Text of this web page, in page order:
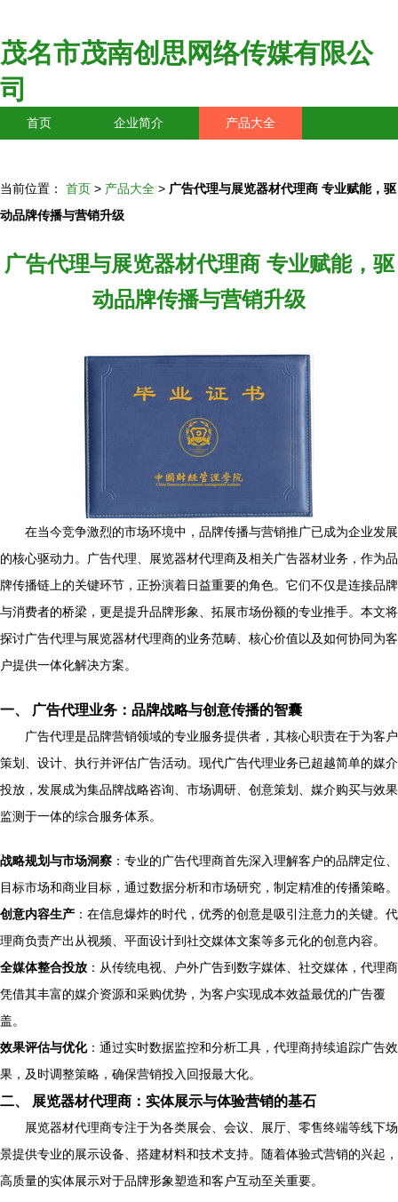
茂名市茂南创思网络传媒有限公
司
首页 企业简介 产品大全
当前位置： 首页 > 产品大全 > 广告代理与展览器材代理商 专业赋能，驱
动品牌传播与营销升级
广告代理与展览器材代理商 专业赋能，驱
动品牌传播与营销升级
在当今竞争激烈的市场环境中，品牌传播与营销推广已成为企业发展
的核心驱动力。广告代理、展览器材代理商及相关广告器材业务，作为品
牌传播链上的关键环节，正扮演着日益重要的角色。它们不仅是连接品牌
与消费者的桥梁，更是提升品牌形象、拓展市场份额的专业推手。本文将
探讨广告代理与展览器材代理商的业务范畴、核心价值以及如何协同为客
户提供一体化解决方案。
一、 广告代理业务：品牌战略与创意传播的智囊
广告代理是品牌营销领域的专业服务提供者，其核心职责在于为客户
策划、设计、执行并评估广告活动。现代广告代理业务已超越简单的媒介
投放，发展成为集品牌战略咨询、市场调研、创意策划、媒介购买与效果
监测于一体的综合服务体系。
战略规划与市场洞察 ：专业的广告代理商首先深入理解客户的品牌定位、
目标市场和商业目标，通过数据分析和市场研究，制定精准的传播策略。
创意内容生产 ：在信息爆炸的时代，优秀的创意是吸引注意力的关键。代
理商负责产出从视频、平面设计到社交媒体文案等多元化的创意内容。
全媒体整合投放 ：从传统电视、户外广告到数字媒体、社交媒体，代理商
凭借其丰富的媒介资源和采购优势，为客户实现成本效益最优的广告覆
盖。
效果评估与优化：通过实时数据监控和分析工具，代理商持续追踪广告效
果，及时调整策略，确保营销投入回报最大化。
二、 展览器材代理商：实体展示与体验营销的基石
展览器材代理商专注于为各类展会、会议、展厅、零售终端等线下场
景提供专业的展示设备、搭建材料和技术支持。随着体验式营销的兴起，
高质量的实体展示对于品牌形象塑造和客户互动至关重要。